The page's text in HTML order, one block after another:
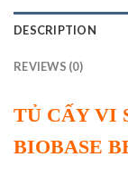
DESCRIPTION
REVIEWS (0)
TỦ CẤY VI
BIOBASE